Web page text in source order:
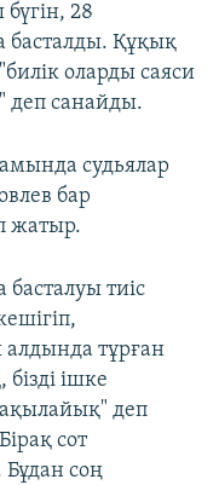
28
басталды. Құқық
оларды саяси
деп санайды.
судьялар
бар
жатыр.
тиіс
алдында тұрған
ішке
деп
сот
соң